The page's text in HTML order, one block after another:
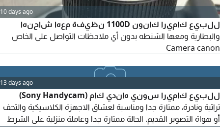
10 days ago
للبيع كاميرا كانون 1100D نظيفة معها شاحنها
والبطارية ومعها الشنطه بدون أي ملاحظات التواصل على الخاص
Camera canon
13 days ago
للبيع كاميرا سوني هاندي كام (Sony Handycam)
تراثية ونادرة، ممتازة جدا ومناسبة لعشاق الاجهزة الكلاسيكية والتحف
أو هواة التصوير القديم. الحالة ممتازة جدا وعاملة منزلية على الشرط